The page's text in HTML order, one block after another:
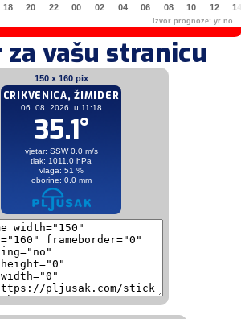
Izvor prognoze: yr.no
18 20 22 00 02 04 06 08 10 12
vašu stranicu
150 x 160 pix